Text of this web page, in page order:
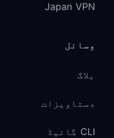
Japan VPN
وسائل
بلاگ
دستاویزات
CLI گائیڈ